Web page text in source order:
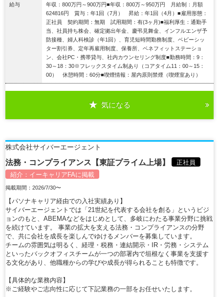
給与
年収：800万円～900万円■年収：800万～950万円 月給制：月額
624816円 賞与：年1回（7月） 昇給：年1回（4月）■雇用形態：
正社員 契約期間：無期 試用期間：有(3ヶ月)■福利厚生：通勤手
当、社員持ち株会、確定拠出年金、慶弔見舞金、インフルエンザ予
防接種、婦人科検診（年1回）、育児短時間勤務制度、ベビーシッ
ター割引券、定年再雇用制度、保養所、ベネフィットステーショ
ン、会社PC・携帯貸与、社内カウンセリング制度■勤務時間：9：
30～18：30※フレックスタイム制あり（コアタイム11：00～15：
00） 休憩時間：60分■喫煙情報：屋内原則禁煙（喫煙室あり）
気になる
株式会社サイバーエージェント
法務・コンプライアンス【東証プライム上場】
正社員
紹介： イーキャリアFAに掲載
掲載期間：2026/7/30〜
【パソナキャリア経由での入社実績あり】
サイバーエージェントでは「21世紀を代表する会社を創る」というビジ
ョンのもと、ABEMAなどをはじめとして、多岐にわたる事業分野に挑戦
を続けています。 事業の拡大を支える法務・コンプライアンスの分野
で、共に会社を成長を楽しんでゆけるメンバーを募集しています。
チームの雰囲気は明るく、経理・税務・連結開示・IR・労務・システム
といったバックオフィスチームが一つの部署内で垣根なく事業を支援す
る文化があり、他職種からの学びや成長が得られることも特徴です。
【具体的な業務内容】
※ご経験やご志向性に応じて下記業務の一部をお任せいたします。